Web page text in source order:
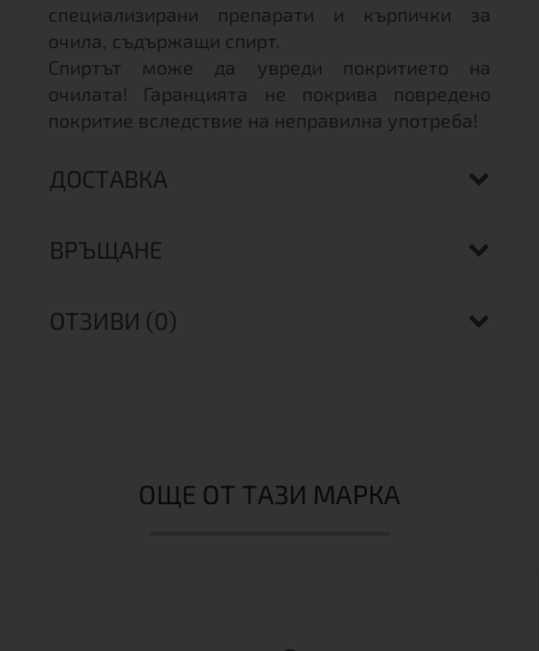
специализирани препарати и кърпички за
очила, съдържащи спирт.
Спиртът може да увреди покритието на
очилата! Гаранцията не покрива повредено
покритие вследствие на неправилна употреба!
ДОСТАВКА
ВРЪЩАНЕ
ОТЗИВИ (0)
ОЩЕ ОТ ТАЗИ МАРКА